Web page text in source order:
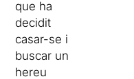
que ha
decidit
casar-se i
buscar un
hereu